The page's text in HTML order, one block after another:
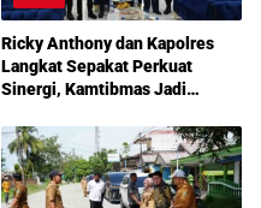
Ricky Anthony dan Kapolres
Langkat Sepakat Perkuat
Sinergi, Kamtibmas Jadi